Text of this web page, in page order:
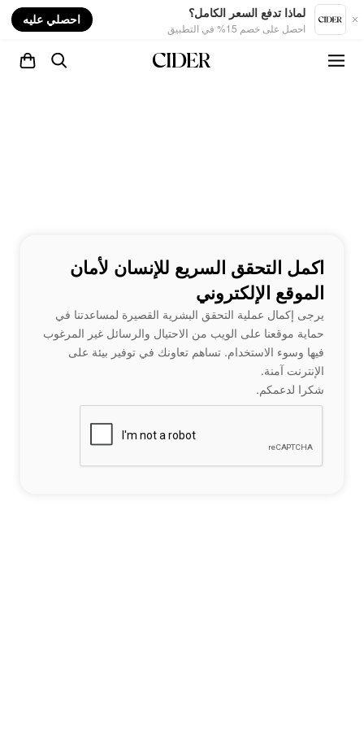
لماذا تدفع السعر الكامل؟
احصل على خصم 15% في التطبيق
احصلي عليه
اكمل التحقق السريع للإنسان لأمان
الموقع الإلكتروني
يرجى إكمال عملية التحقق البشرية القصيرة لمساعدتنا في
حماية موقعنا على الويب من الاحتيال والرسائل غير المرغوب
فيها وسوء الاستخدام. تساهم تعاونك في توفير بيئة على
الإنترنت آمنة.
شكرا لدعمكم.